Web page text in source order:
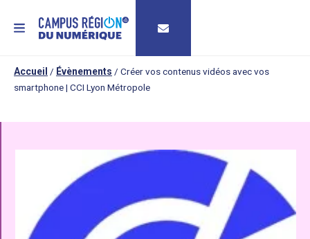
MENU
Accueil / Évènements / Créer vos contenus vidéos avec vos
smartphone | CCI Lyon Métropole